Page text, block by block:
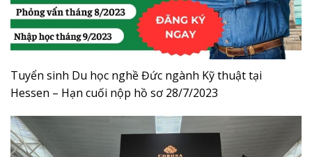
Tuyển sinh Du học nghề Đức ngành Kỹ thuật tại
Hessen – Hạn cuối nộp hồ sơ 28/7/2023